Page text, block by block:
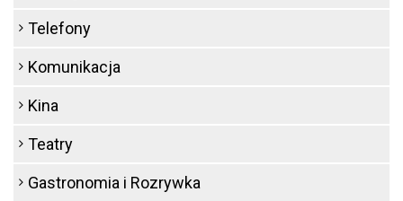
Telefony
Komunikacja
Kina
Teatry
Gastronomia i Rozrywka